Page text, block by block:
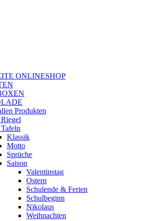
ONLINESHOP
Produkten
Klassik
Motto
Sprüche
Saison
Valentinstag
Ostern
Schulende & Ferien
Schulbeginn
Nikolaus
Weihnachten